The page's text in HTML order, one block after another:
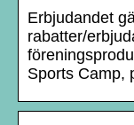
Erbjudandet
rabatter/
Sports Camp,